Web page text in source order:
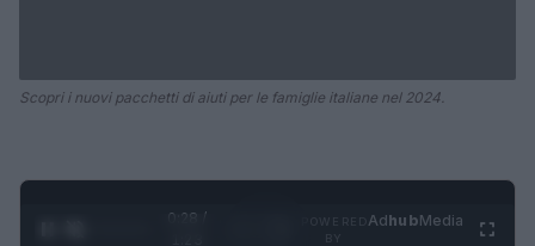
Scopri i nuovi pacchetti di aiuti per le famiglie italiane nel 2024.
0:28 /
AdhubMedia